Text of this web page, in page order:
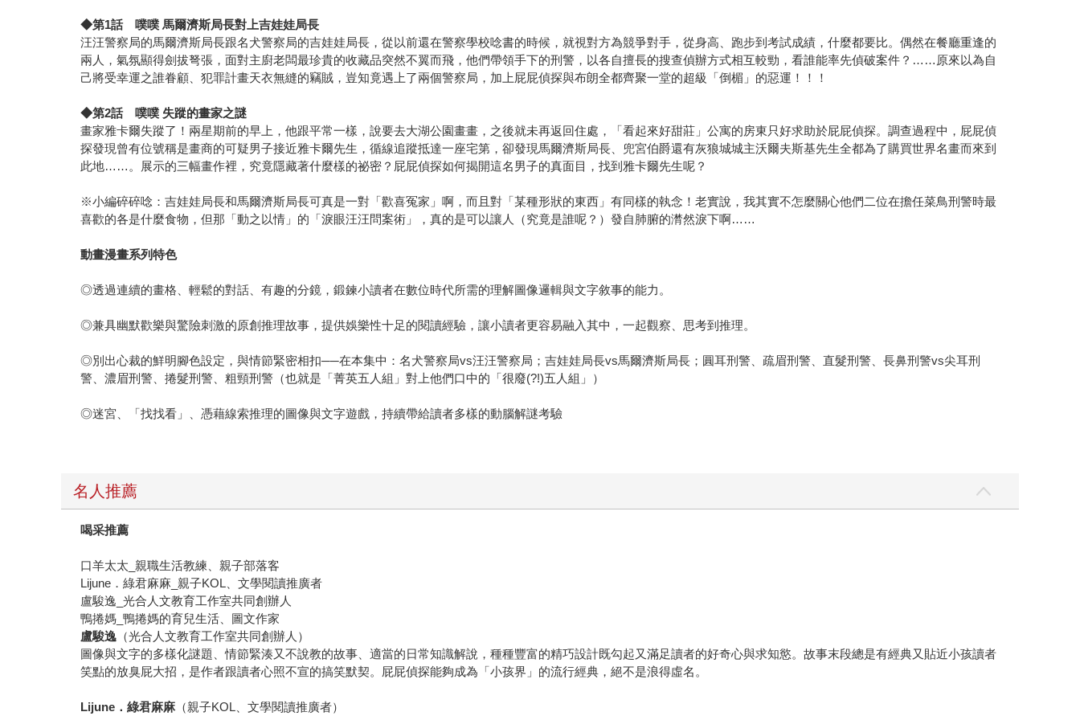
◆第1話 噗噗 馬爾濟斯局長對上吉娃娃局長
汪汪警察局的馬爾濟斯局長跟名犬警察局的吉娃娃局長，從以前還在警察學校唸書的時候，就視對方為競爭對手，從身高、跑步到考試成績，什麼都要比。偶然在餐廳重逢的
兩人，氣氛顯得劍拔弩張，面對主廚老闆最珍貴的收藏品突然不翼而飛，他們帶領手下的刑警，以各自擅長的搜查偵辦方式相互較勁，看誰能率先偵破案件？……原來以為自
己將受幸運之誰眷顧、犯罪計畫天衣無縫的竊賊，豈知竟遇上了兩個警察局，加上屁屁偵探與布朗全都齊聚一堂的超級「倒楣」的惡運！！！
◆第2話 噗噗 失蹤的畫家之謎
畫家雅卡爾失蹤了！兩星期前的早上，他跟平常一樣，說要去大湖公園畫畫，之後就未再返回住處，「看起來好甜莊」公寓的房東只好求助於屁屁偵探。調查過程中，屁屁偵
探發現曾有位號稱是畫商的可疑男子接近雅卡爾先生，循線追蹤抵達一座宅第，卻發現馬爾濟斯局長、兜宮伯爵還有灰狼城城主沃爾夫斯基先生全都為了購買世界名畫而來到
此地……。展示的三幅畫作裡，究竟隱藏著什麼樣的祕密？屁屁偵探如何揭開這名男子的真面目，找到雅卡爾先生呢？
※小編碎碎唸：吉娃娃局長和馬爾濟斯局長可真是一對「歡喜冤家」啊，而且對「某種形狀的東西」有同樣的執念！老實說，我其實不怎麼關心他們二位在擔任菜鳥刑警時最
喜歡的各是什麼食物，但那「動之以情」的「淚眼汪汪問案術」，真的是可以讓人（究竟是誰呢？）發自肺腑的潸然淚下啊……
動畫漫畫系列特色
◎透過連續的畫格、輕鬆的對話、有趣的分鏡，鍛鍊小讀者在數位時代所需的理解圖像邏輯與文字敘事的能力。
◎兼具幽默歡樂與驚險刺激的原創推理故事，提供娛樂性十足的閱讀經驗，讓小讀者更容易融入其中，一起觀察、思考到推理。
◎別出心裁的鮮明腳色設定，與情節緊密相扣──在本集中：名犬警察局vs汪汪警察局；吉娃娃局長vs馬爾濟斯局長；圓耳刑警、疏眉刑警、直髮刑警、長鼻刑警vs尖耳刑
警、濃眉刑警、捲髮刑警、粗頸刑警（也就是「菁英五人組」對上他們口中的「很廢(?!)五人組」）
◎迷宮、「找找看」、憑藉線索推理的圖像與文字遊戲，持續帶給讀者多樣的動腦解謎考驗
名人推薦
喝采推薦
口羊太太_親職生活教練、親子部落客
Lijune．綠君麻麻_親子KOL、文學閱讀推廣者
盧駿逸_光合人文教育工作室共同創辦人
鴨捲媽_鴨捲媽的育兒生活、圖文作家
盧駿逸 （光合人文教育工作室共同創辦人）
圖像與文字的多樣化謎題、情節緊湊又不說教的故事、適當的日常知識解說，種種豐富的精巧設計既勾起又滿足讀者的好奇心與求知慾。故事末段總是有經典又貼近小孩讀者
笑點的放臭屁大招，是作者跟讀者心照不宣的搞笑默契。屁屁偵探能夠成為「小孩界」的流行經典，絕不是浪得虛名。
Lijune ．綠君麻麻（親子KOL、文學閱讀推廣者）